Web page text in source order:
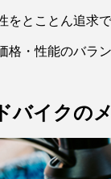
をとことん追求
格・性能のバラ
バイクの